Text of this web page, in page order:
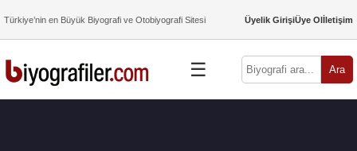
Türkiye’nin en Büyük Biyografi ve Otobiyografi Sitesi Üyelik GirişiÜye Olİletişim
☰ Ara